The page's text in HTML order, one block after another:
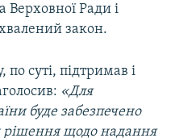
Верховної Ради і
закон.
по суті, підтримав і
«Для
буде забезпечено
щодо надання